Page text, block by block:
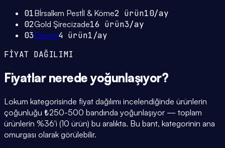
01Bİrsalkım Pestİl & Köme2 ürün10/ay
02Gold Şirecizade16 ürün3/ay
03Derme4 ürün1/ay
FİYAT DAĞILIMI
Fiyatlar nerede yoğunlaşıyor?
Lokum kategorisinde fiyat dağılımı incelendiğinde ürünlerin
çoğunluğu ₺250-500 bandında yoğunlaşıyor — toplam
ürünlerin %36'i (10 ürün) bu aralıkta. Bu bant, kategorinin ana
omurgası olarak görülebilir.